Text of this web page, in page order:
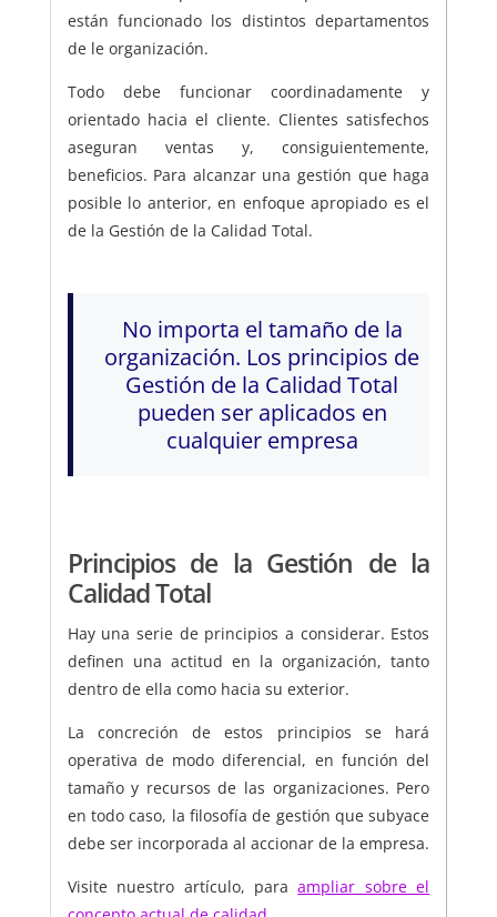
están funcionado los distintos departamentos
de le organización.
Todo debe funcionar coordinadamente y
orientado hacia el cliente. Clientes satisfechos
aseguran ventas y, consiguientemente,
beneficios. Para alcanzar una gestión que haga
posible lo anterior, en enfoque apropiado es el
de la Gestión de la Calidad Total.
No importa el tamaño de la
organización. Los principios de
Gestión de la Calidad Total
pueden ser aplicados en
cualquier empresa
Principios de la Gestión de la
Calidad Total
Hay una serie de principios a considerar. Estos
definen una actitud en la organización, tanto
dentro de ella como hacia su exterior.
La concreción de estos principios se hará
operativa de modo diferencial, en función del
tamaño y recursos de las organizaciones. Pero
en todo caso, la filosofía de gestión que subyace
debe ser incorporada al accionar de la empresa.
Visite nuestro artículo, paraampliar sobre el